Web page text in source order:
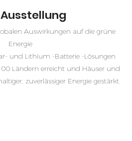
Ausstellung
Auswirkungen auf die grüne
Energie
und Lithium -Batterie -Lösungen
Ländern erreicht und Häuser und
zuverlässiger Energie gestärkt.